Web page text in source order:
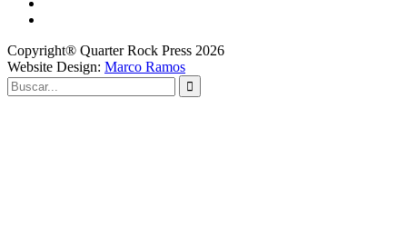
Copyright® Quarter Rock Press 2026
Website Design: Marco Ramos